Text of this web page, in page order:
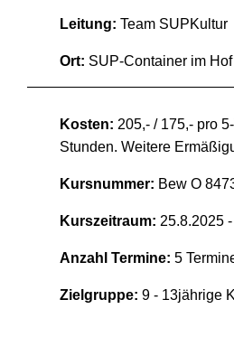
Leitung: Team SUPKultur
Ort: SUP-Container im Hof
Kosten: 205,- / 175,- pro
Stunden. Weitere
Kursnummer: Bew O
Kurszeitraum: 25.8.2025
Anzahl Termine: 5
Zielgruppe: 9 - 13jährige